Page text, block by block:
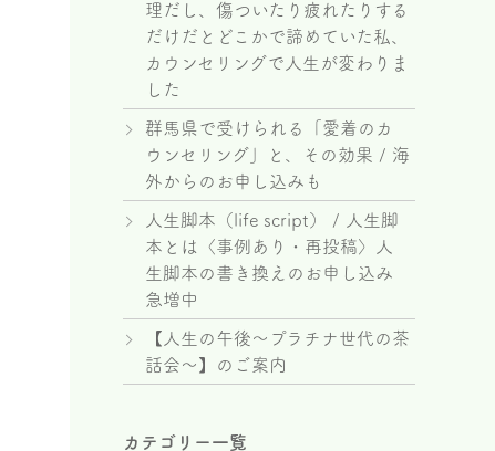
理だし、傷ついたり疲れたりする
だけだとどこかで諦めていた私、
カウンセリングで人生が変わりま
した
群馬県で受けられる「愛着のカ
ウンセリング」と、その効果 / 海
外からのお申し込みも
人生脚本（life script） / 人生脚
本とは〈事例あり・再投稿〉人
生脚本の書き換えのお申し込み
急増中
【人生の午後～プラチナ世代の茶
話会～】のご案内
カテゴリー一覧